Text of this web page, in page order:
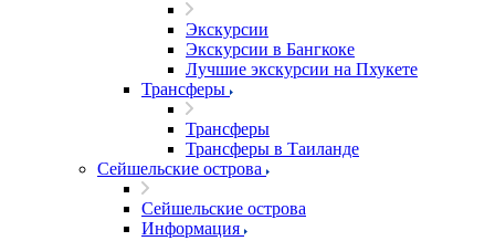
Экскурсии
Экскурсии в Бангкоке
Лучшие экскурсии на Пхукете
Трансферы
Трансферы
Трансферы в Таиланде
Сейшельские острова
Сейшельские острова
Информация